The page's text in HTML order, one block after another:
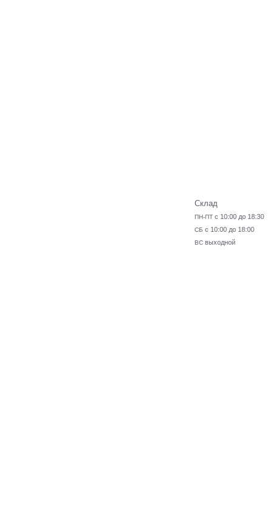
Склад
ПН-ПТ с 10:00 до 18:30
СБ с 10:00 до 18:00
ВС выходной